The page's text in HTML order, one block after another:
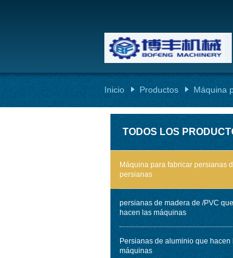
Inicio Productos Máquina
TODOS LOS
Máquina para fabricar persianas
persianas
persianas de madera de /PVC que
hacen las máquinas
Persianas de aluminio que hacen
máquinas